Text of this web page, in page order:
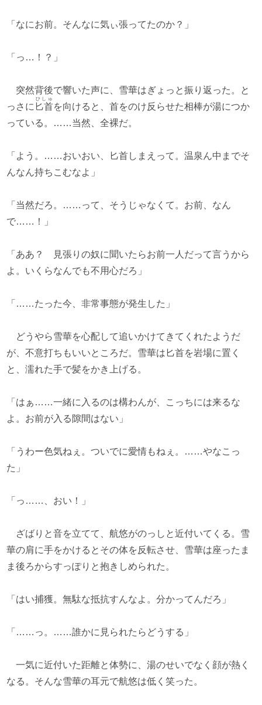
「なにお前。そんなに気ぃ張ってたのか？」
「っ…！？」
突然背後で響いた声に、雪華はぎょっと振り返った。と
っさに 匕首
ひしゅ
を向けると、首をのけ反らせた相棒が湯につか
っている。……当然、全裸だ。
「よう。……おいおい、匕首しまえって。温泉ん中までそ
んなん持ちこむなよ」
「当然だろ。……って、そうじゃなくて。お前、なん
で……！」
「ああ？ 見張りの奴に聞いたらお前一人だって言うから
よ。いくらなんでも不用心だろ」
「……たった今、非常事態が発生した」
どうやら雪華を心配して追いかけてきてくれたようだ
が、不意打ちもいいところだ。雪華は匕首を岩場に置く
と、濡れた手で髪をかき上げる。
「はぁ……一緒に入るのは構わんが、こっちには来るな
よ。お前が入る隙間はない」
「うわー色気ねぇ。ついでに愛情もねぇ。……やなこっ
た」
「っ……、おい！」
ざばりと音を立てて、航悠がのっしと近付いてくる。雪
華の肩に手をかけるとその体を反転させ、雪華は座ったま
ま後ろからすっぽりと抱きしめられた。
「はい捕獲。無駄な抵抗すんなよ。分かってんだろ」
「……っ。……誰かに見られたらどうする」
一気に近付いた距離と体勢に、湯のせいでなく顔が熱く
なる。そんな雪華の耳元で航悠は低く笑った。